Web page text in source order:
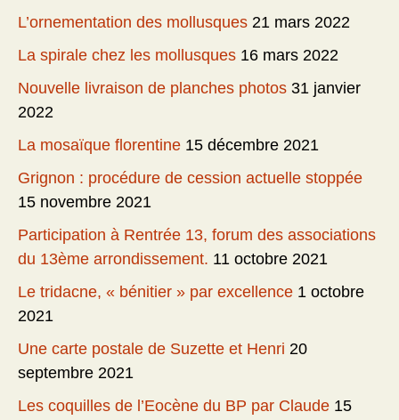
L’ornementation des mollusques 21 mars 2022
La spirale chez les mollusques 16 mars 2022
Nouvelle livraison de planches photos 31 janvier
2022
La mosaïque florentine 15 décembre 2021
Grignon : procédure de cession actuelle stoppée
15 novembre 2021
Participation à Rentrée 13, forum des associations
du 13ème arrondissement. 11 octobre 2021
Le tridacne, « bénitier » par excellence 1 octobre
2021
Une carte postale de Suzette et Henri 20
septembre 2021
Les coquilles de l’Eocène du BP par Claude 15